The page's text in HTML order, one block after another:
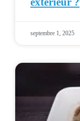
septembre 1, 2025